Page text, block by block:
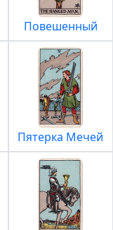
Повешенный
Пятерка Мечей